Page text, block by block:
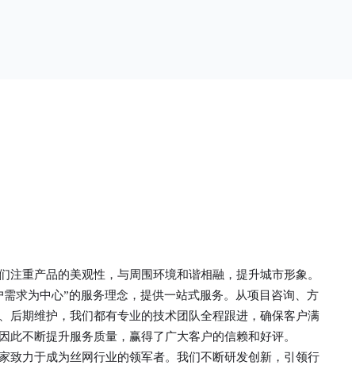
注重产品的美观性，与周围环境和谐相融，提升城市形象。
求为中心”的服务理念，提供一站式服务。从项目咨询、方
后期维护，我们都有专业的技术团队全程跟进，确保客户满
此不断提升服务质量，赢得了广大客户的信赖和好评。
致力于成为丝网行业的领军者。我们不断研发创新，引领行